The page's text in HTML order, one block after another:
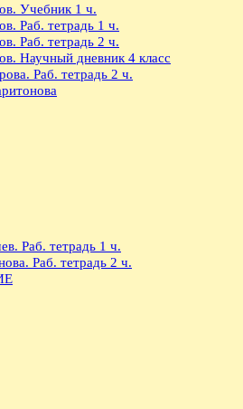
Учебник 1 ч.
Раб. тетрадь 1 ч.
Раб. тетрадь 2 ч.
Научный дневник 4 класс
Раб. тетрадь 2 ч.
Раб. тетрадь 1 ч.
Раб. тетрадь 2 ч.